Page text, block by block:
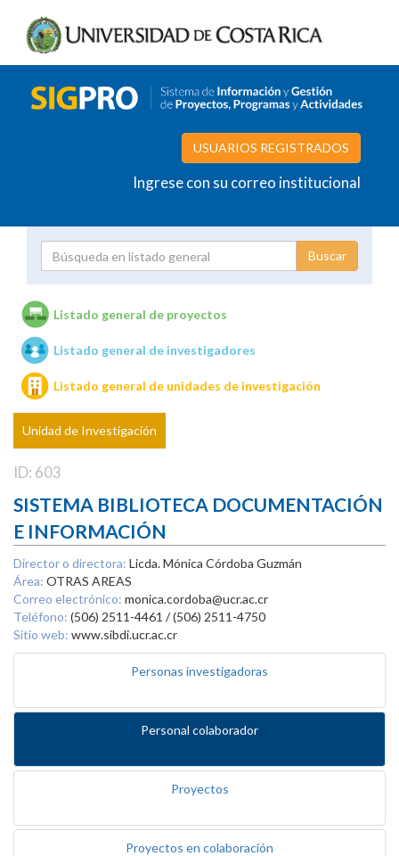
USUARIOS REGISTRADOS
Ingrese con su correo institucional
Unidades de investigación
Listado general de proyectos
Listado general de investigadores
Listado general de unidades de investigación
Unidad de Investigación
ID: 603
SISTEMA BIBLIOTECA DOCUMENTACIÓN
E INFORMACIÓN
Director o directora: Licda. Mónica Córdoba Guzmán
Área: OTRAS AREAS
Correo electrónico: monica.cordoba@ucr.ac.cr
Teléfono: (506) 2511-4461 / (506) 2511-4750
Sitio web: www.sibdi.ucr.ac.cr
Personas investigadoras
Personal colaborador
Proyectos
Proyectos en colaboración